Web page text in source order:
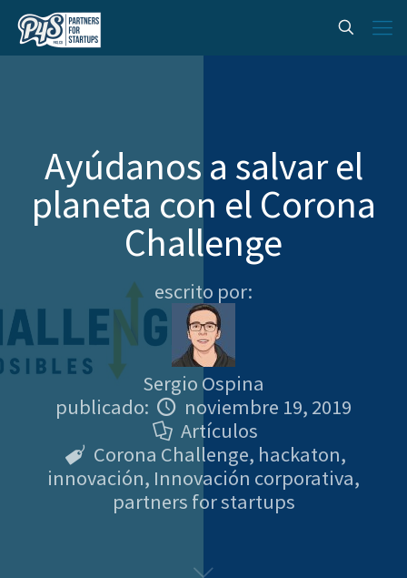
Ayúdanos a salvar el
planeta con el Corona
Challenge
escrito por:
Sergio Ospina
publicado:
noviembre 19, 2019
Artículos
Corona Challenge, hackaton,
innovación, Innovación corporativa,
partners for startups